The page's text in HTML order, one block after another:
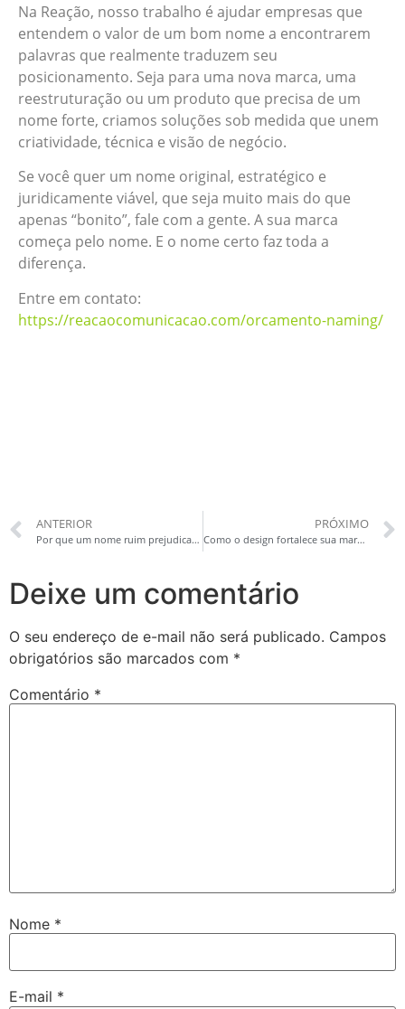
Na Reação, nosso trabalho é ajudar empresas que
entendem o valor de um bom nome a encontrarem
palavras que realmente traduzem seu
posicionamento. Seja para uma nova marca, uma
reestruturação ou um produto que precisa de um
nome forte, criamos soluções sob medida que unem
criatividade, técnica e visão de negócio.
Se você quer um nome original, estratégico e
juridicamente viável, que seja muito mais do que
apenas “bonito”, fale com a gente. A sua marca
começa pelo nome. E o nome certo faz toda a
diferença.
Entre em contato:
https://reacaocomunicacao.com/orcamento-naming/
ANTERIOR
Por que um nome ruim prejudica o crescimento da sua marca?
PRÓXIMO
Como o design fortalece sua marca para o registro no INPI?
Deixe um comentário
O seu endereço de e-mail não será publicado. Campos
obrigatórios são marcados com *
Comentário *
Nome *
E-mail *